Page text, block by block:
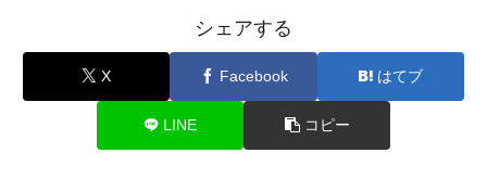
シェアする
X Facebook はてブ
LINE コピー